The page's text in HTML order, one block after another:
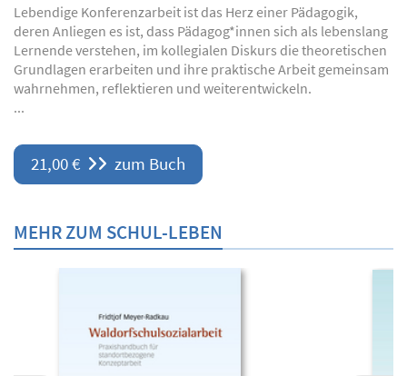
Lebendige Konferenzarbeit ist das Herz einer Pädagogik,
deren Anliegen es ist, dass Pädagog*innen sich als lebenslang
Lernende verstehen, im kollegialen Diskurs die theoretischen
Grundlagen erarbeiten und ihre praktische Arbeit gemeinsam
wahrnehmen, reflektieren und weiterentwickeln.
...
21,00 € zum Buch
MEHR ZUM SCHUL-LEBEN